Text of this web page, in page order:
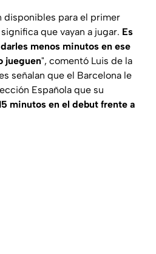
disponibles para el primer
que vayan a jugar. Es
menos minutos en ese
jueguen", comentó Luis de la
señalan que el Barcelona le
Española que su
minutos en el debut frente a